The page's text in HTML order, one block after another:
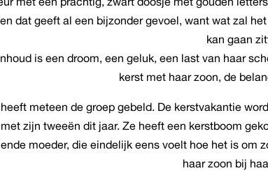
dat geeft al een bijzonder gevoel, want wat zal
kan gaan
is een droom, een geluk, een last van haar
kerst met haar zoon, de
meteen de groep gebeld. De kerstvakantie
met zijn tweeën dit jaar. Ze heeft een kerstboom
moeder, die eindelijk eens voelt hoe het is om
haar zoon bij